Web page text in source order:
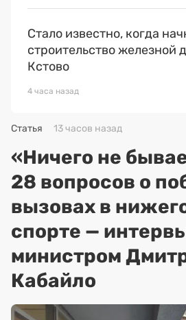
Стало известно, когда
строительство железной
Кстово
4 часа назад
Статья 13 часов назад
«Ничего не
28 вопросов о
вызовах в
спорте —
министром
Кабайло